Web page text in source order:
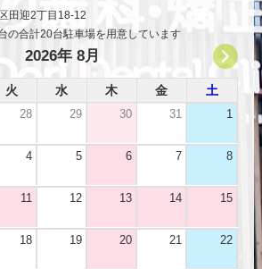
田迎2丁目18-12
の合計20台駐車場を用意しています
2026年 8月
火 水 木 金 土
28 29 30 31 1
4 5 6 7 8
11 12 13 14 15
18 19 20 21 22